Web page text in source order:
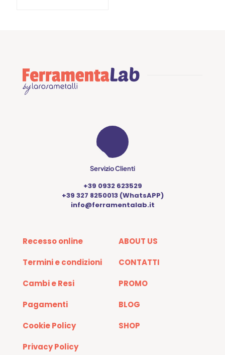
Servizio Clienti
+39 0932 623529
+39 327 8250013 (WhatsAPP)
info@ferramentalab.it
Recesso online
Termini e condizioni
Cambi e Resi
Pagamenti
Cookie Policy
Privacy Policy
ABOUT US
CONTATTI
PROMO
BLOG
SHOP